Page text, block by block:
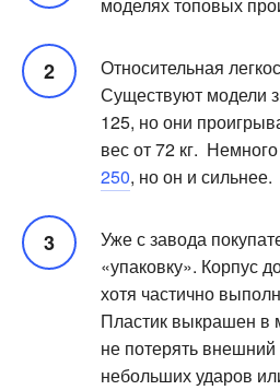
моделях топовых
Относительная
Существуют модели
125, но они
вес от 72 кг.
250, но он и сильнее.
Уже с завода
«упаковку». Корпус
хотя частично
Пластик выкрашен в
не потерять
небольших ударов